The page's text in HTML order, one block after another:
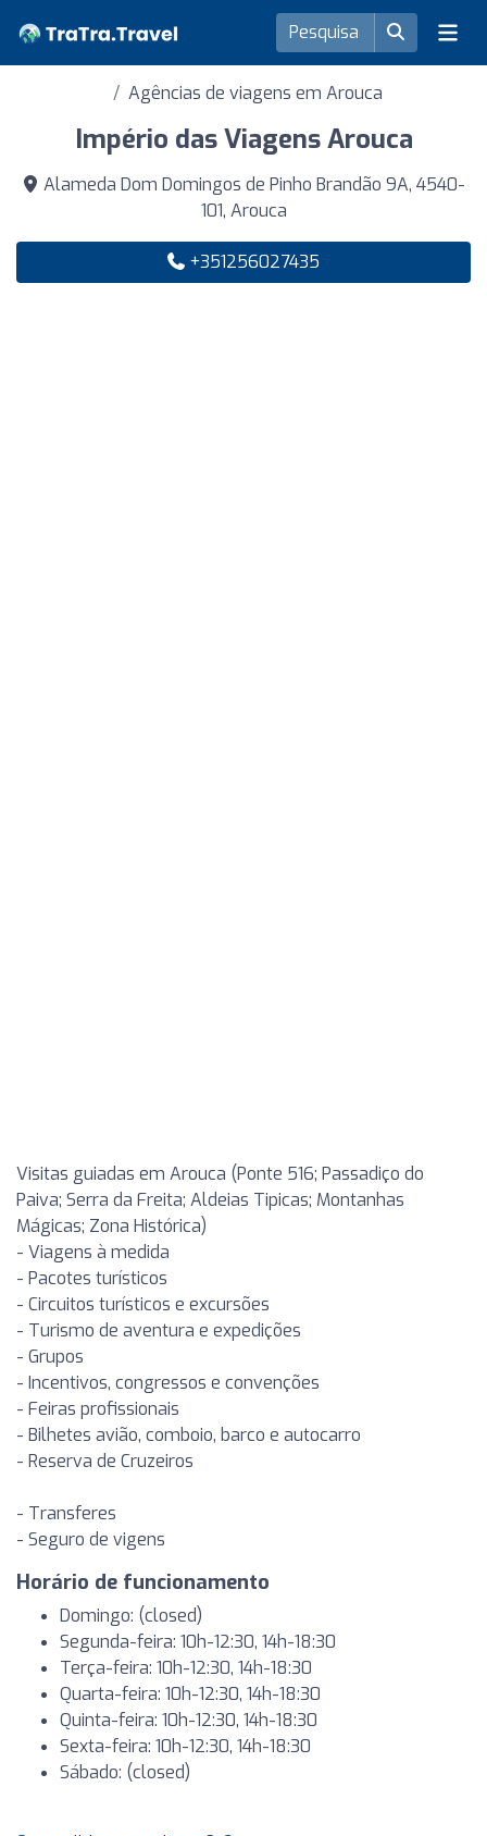
Agências de viagens em Arouca
Império das Viagens Arouca
Alameda Dom Domingos de Pinho Brandão 9A, 4540-
101, Arouca
+351256027435
Visitas guiadas em Arouca (Ponte 516; Passadiço do
Paiva; Serra da Freita; Aldeias Tipicas; Montanhas
Mágicas; Zona Histórica)
- Viagens à medida
- Pacotes turísticos
- Circuitos turísticos e excursões
- Turismo de aventura e expedições
- Grupos
- Incentivos, congressos e convenções
- Feiras profissionais
- Bilhetes avião, comboio, barco e autocarro
- Reserva de Cruzeiros
- Transferes
- Seguro de vigens
Horário de funcionamento
Domingo: (closed)
Segunda-feira: 10h-12:30, 14h-18:30
Terça-feira: 10h-12:30, 14h-18:30
Quarta-feira: 10h-12:30, 14h-18:30
Quinta-feira: 10h-12:30, 14h-18:30
Sexta-feira: 10h-12:30, 14h-18:30
Sábado: (closed)